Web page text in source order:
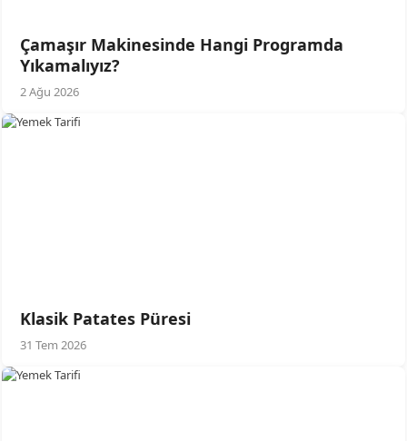
Çamaşır Makinesinde Hangi Programda
Yıkamalıyız?
2 Ağu 2026
Klasik Patates Püresi
31 Tem 2026